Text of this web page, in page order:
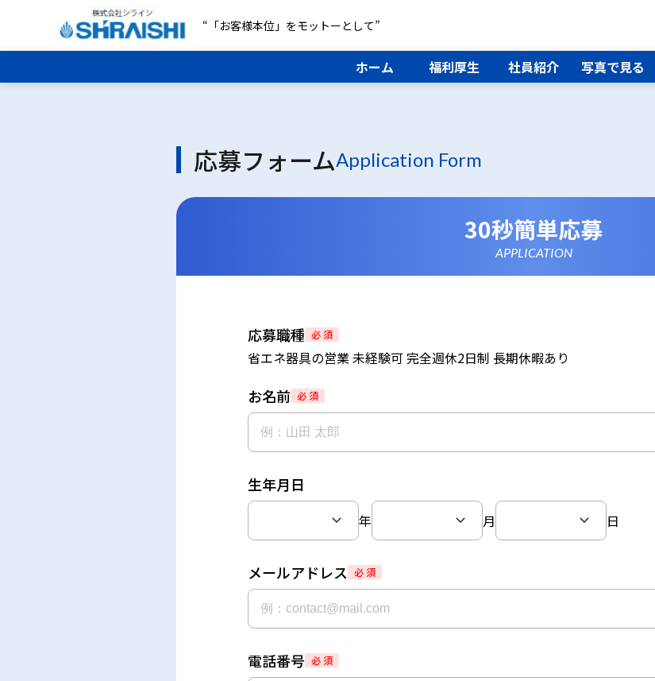
“「お客様本位」をモットーとして”
ホーム 福利厚生 社員紹介 写真で見る
応募フォームApplication Form
30秒簡単応募
APPLICATION
応募職種 必 須
省エネ器具の営業 未経験可 完全週休2日制 長期休暇あり
お名前 必 須
生年月日
年 月 日
メールアドレス 必 須
電話番号 必 須